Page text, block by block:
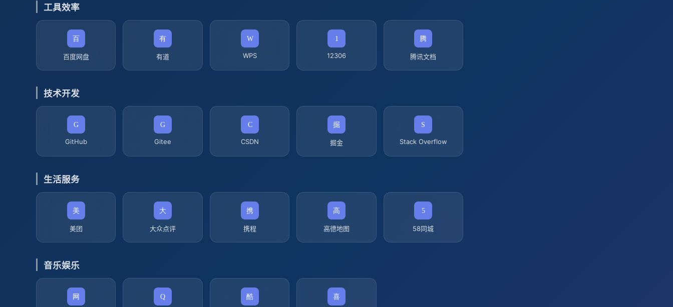
工具效率
百度网盘 有道 WPS 12306 腾讯文档
技术开发
GitHub Gitee CSDN 掘金 Stack Overflow
生活服务
美团 大众点评 携程 高德地图 58同城
音乐娱乐